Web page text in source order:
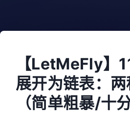
【LetMeFly】
展开为链表：
（简单粗暴/十